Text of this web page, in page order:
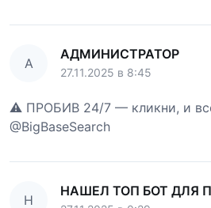
А
АДМИНИСТРАТОР
27.11.2025 в 8:45
⚠️ ПРОБИВ 24/7 — кликни, и
@BigBaseSearch
Н
НАШЕЛ ТОП БОТ ДЛЯ